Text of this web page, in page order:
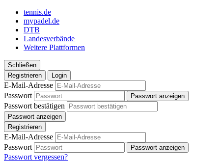
tennis.de
mypadel.de
DTB
Landesverbände
Weitere Plattformen
Schließen
Registrieren
Login
E-Mail-Adresse
Passwort
Passwort anzeigen
Passwort bestätigen
Passwort anzeigen
Registrieren
E-Mail-Adresse
Passwort
Passwort anzeigen
Passwort vergessen?